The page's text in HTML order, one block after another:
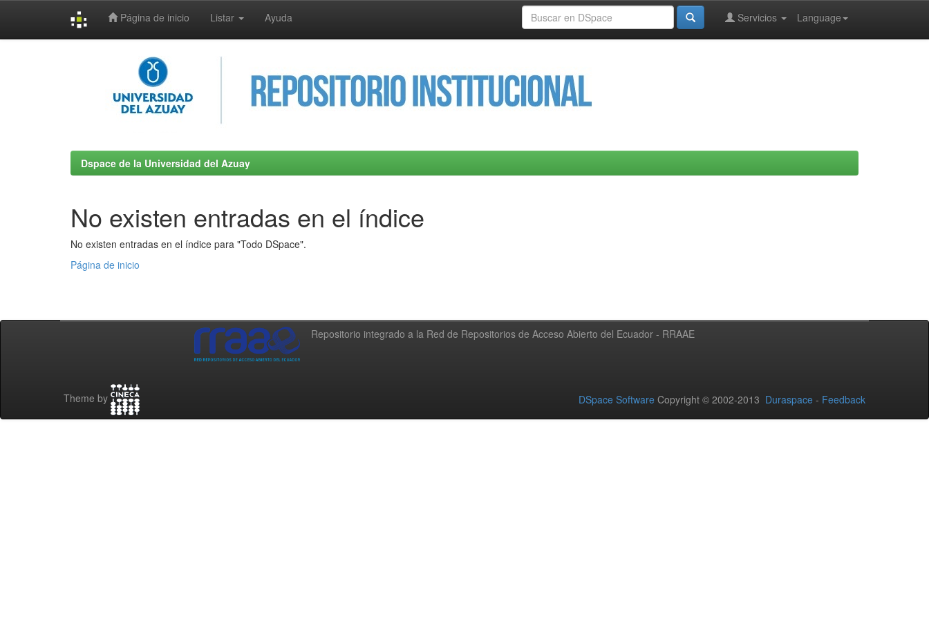
Página de inicio Listar Ayuda Language
Servicios
Dspace de la Universidad del Azuay
No existen entradas en el índice
No existen entradas en el índice para "Todo DSpace".
Página de inicio
Repositorio integrado a la Red de Repositorios de Acceso Abierto del Ecuador - RRAAE
Theme by DSpace Software Copyright © 2002-2013 Duraspace - Feedback